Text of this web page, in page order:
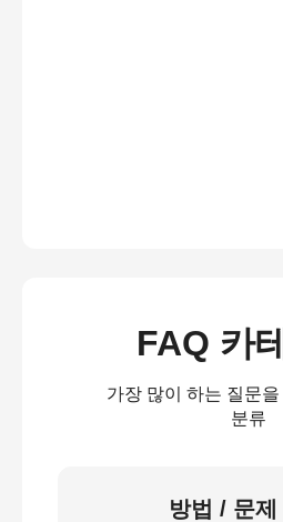
FAQ 카
가장 많이 하는 질문
분류
방법 / 문제